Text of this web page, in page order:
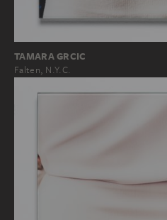
TAMARA GRCIC
Falten, N.Y.C.